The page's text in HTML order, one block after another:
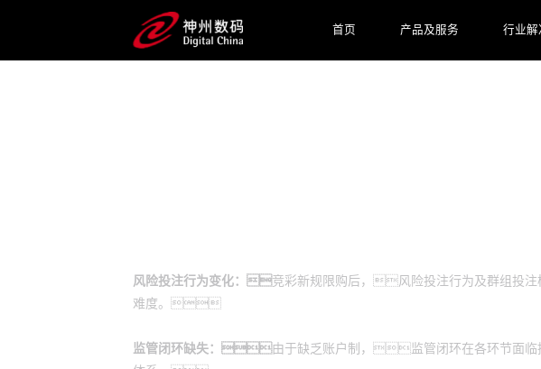
首页 产品及服务 行业解
风险投注行为变化：竞彩新规限购后，风险投注行为及群组投
难度。
监管闭环缺失：由于缺乏账户制，监管闭环在各环节面